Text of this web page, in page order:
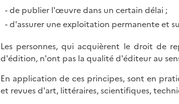
de publier l'œuvre dans un certain délai ;
d'assurer une exploitation permanente et
Les personnes, qui acquièrent le droit de
d'édition, n'ont pas la qualité d'éditeur au
En application de ces principes, sont en
et revues d'art, littéraires, scientifiques,